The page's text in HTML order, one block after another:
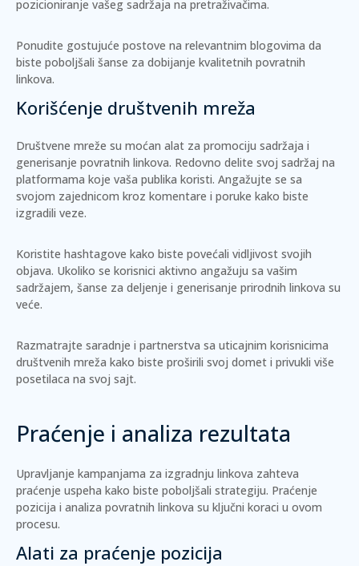
pozicioniranje vašeg sadržaja na pretraživačima.
Ponudite gostujuće postove na relevantnim blogovima da
biste poboljšali šanse za dobijanje kvalitetnih povratnih
linkova.
Korišćenje društvenih mreža
Društvene mreže su moćan alat za promociju sadržaja i
generisanje povratnih linkova. Redovno delite svoj sadržaj na
platformama koje vaša publika koristi. Angažujte se sa
svojom zajednicom kroz komentare i poruke kako biste
izgradili veze.
Koristite hashtagove kako biste povećali vidljivost svojih
objava. Ukoliko se korisnici aktivno angažuju sa vašim
sadržajem, šanse za deljenje i generisanje prirodnih linkova su
veće.
Razmatrajte saradnje i partnerstva sa uticajnim korisnicima
društvenih mreža kako biste proširili svoj domet i privukli više
posetilaca na svoj sajt.
Praćenje i analiza rezultata
Upravljanje kampanjama za izgradnju linkova zahteva
praćenje uspeha kako biste poboljšali strategiju. Praćenje
pozicija i analiza povratnih linkova su ključni koraci u ovom
procesu.
Alati za praćenje pozicija